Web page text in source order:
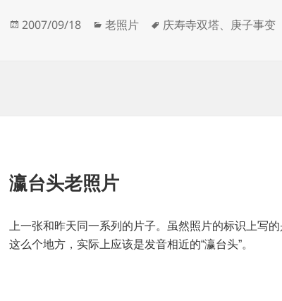
发
2007/09/18
分
老照片
标
庆寿寺双塔、 庚子事变
瀛台头老照片
上一张和昨天同一系列的片子。虽然照片的标识上写
这么个地方，实际上应该是发音相近的“瀛台头”。